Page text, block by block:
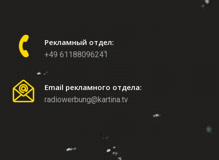
Рекламный отдел:
+49 61188096241
Email рекламного отдела:
radiowerbung@kartina.tv